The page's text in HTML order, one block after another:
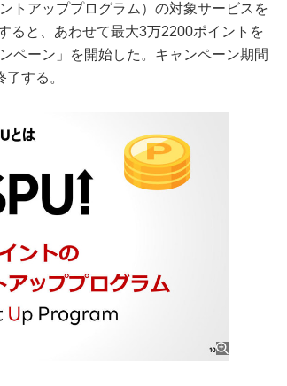
トアッププログラム）の対象サービスを
ると、あわせて最大3万2200ポイントを
ペーン」を開始した。キャンペーン期間
する。